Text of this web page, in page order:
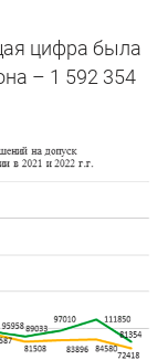
цифра была
– 1 592 354